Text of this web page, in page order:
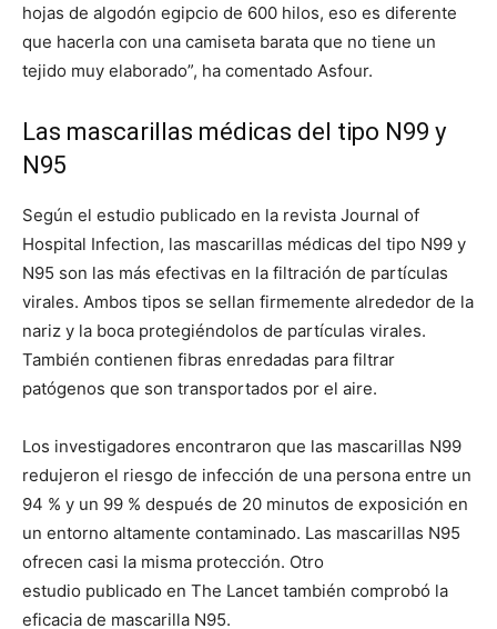
hojas de algodón egipcio de 600 hilos, eso es diferente
que hacerla con una camiseta barata que no tiene un
tejido muy elaborado”, ha comentado Asfour.
Las mascarillas médicas del tipo N99 y
N95
Según el estudio publicado en la revista Journal of
Hospital Infection, las mascarillas médicas del tipo N99 y
N95 son las más efectivas en la filtración de partículas
virales. Ambos tipos se sellan firmemente alrededor de la
nariz y la boca protegiéndolos de partículas virales.
También contienen fibras enredadas para filtrar
patógenos que son transportados por el aire.
Los investigadores encontraron que las mascarillas N99
redujeron el riesgo de infección de una persona entre un
94 % y un 99 % después de 20 minutos de exposición en
un entorno altamente contaminado. Las mascarillas N95
ofrecen casi la misma protección. Otro
estudio publicado en The Lancet también comprobó la
eficacia de mascarilla N95.